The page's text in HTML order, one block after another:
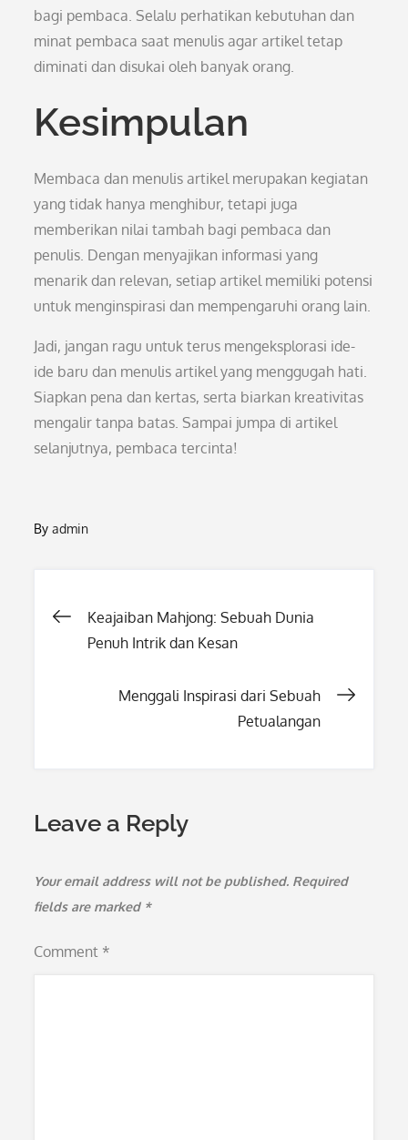
bagi pembaca. Selalu perhatikan kebutuhan dan
minat pembaca saat menulis agar artikel tetap
diminati dan disukai oleh banyak orang.
Kesimpulan
Membaca dan menulis artikel merupakan kegiatan
yang tidak hanya menghibur, tetapi juga
memberikan nilai tambah bagi pembaca dan
penulis. Dengan menyajikan informasi yang
menarik dan relevan, setiap artikel memiliki potensi
untuk menginspirasi dan mempengaruhi orang lain.
Jadi, jangan ragu untuk terus mengeksplorasi ide-
ide baru dan menulis artikel yang menggugah hati.
Siapkan pena dan kertas, serta biarkan kreativitas
mengalir tanpa batas. Sampai jumpa di artikel
selanjutnya, pembaca tercinta!
Byadmin
Post
Keajaiban Mahjong: Sebuah Dunia
Penuh Intrik dan Kesan
Menggali Inspirasi dari Sebuah
Petualangan
Leave a Reply
Your email address will not be published. Required
fields are marked *
Comment *